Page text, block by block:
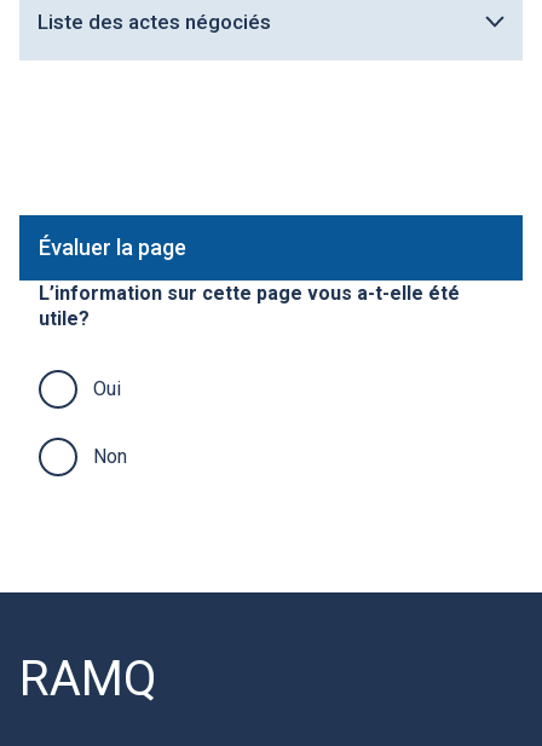
Liste des actes négociés
Évaluer la page
L’information sur cette page vous a-t-elle été
utile?
Oui
Non
RAMQ